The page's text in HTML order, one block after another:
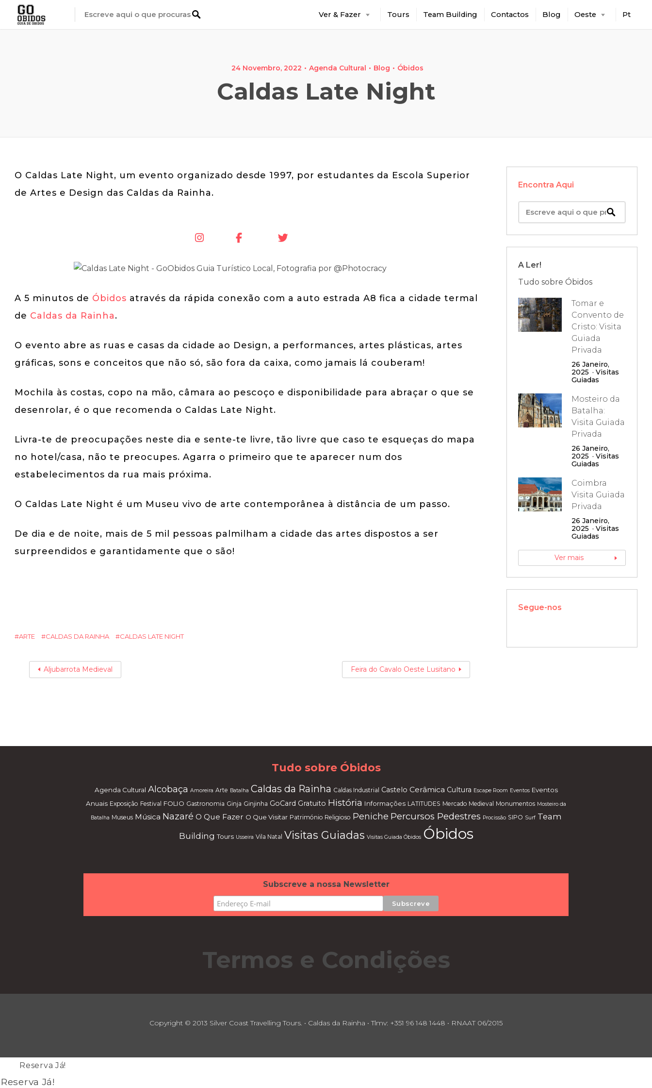
Ver & Fazer Tours Team Building Contactos Blog Oeste Pt
24 Novembro, 2022 Agenda Cultural Blog Óbidos
Caldas Late Night
O Caldas Late Night, um evento organizado desde 1997, por estudantes da Escola Superior
de Artes e Design das Caldas da Rainha.
A 5 minutos de Óbidos através da rápida conexão com a auto estrada A8 fica a cidade termal
de Caldas da Rainha.
O evento abre as ruas e casas da cidade ao Design, a performances, artes plásticas, artes
gráficas, sons e conceitos que não só, são fora da caixa, como jamais lá couberam!
Mochila às costas, copo na mão, câmara ao pescoço e disponibilidade para abraçar o que se
desenrolar, é o que recomenda o Caldas Late Night.
Livra-te de preocupações neste dia e sente-te livre, tão livre que caso te esqueças do mapa
no hotel/casa, não te preocupes. Agarra o primeiro que te aparecer num dos
estabelecimentos da rua mais próxima.
O Caldas Late Night é um Museu vivo de arte contemporânea à distância de um passo.
De dia e de noite, mais de 5 mil pessoas palmilham a cidade das artes dispostos a ser
surpreendidos e garantidamente que o são!
ARTE CALDAS DA RAINHA CALDAS LATE NIGHT
Aljubarrota Medieval Feira do Cavalo Oeste Lusitano
Encontra Aqui
A Ler!
Tudo sobre Óbidos
Tomar e
Convento de
Cristo: Visita
Guiada
Privada
26 Janeiro,
2025
Visitas
Guiadas
Mosteiro da
Batalha:
Visita Guiada
Privada
26 Janeiro,
2025
Visitas
Guiadas
Coimbra
Visita Guiada
Privada
26 Janeiro,
2025
Visitas
Guiadas
Ver mais
Segue-nos
en
Tudo sobre Óbidos
Agenda Cultural Alcobaça Amoreira Arte Batalha Caldas da Rainha Caldas Industrial Castelo Cerâmica Cultura Escape Room Eventos Eventos
Anuais Exposição Festival FOLIO Gastronomia Ginja Ginjinha GoCard Gratuito História Informações LATITUDES Mercado Medieval Monumentos Mosteiro da
Batalha Museus Música Nazaré O Que Fazer O Que Visitar Património Religioso Peniche Percursos Pedestres Procissão SIPO Surf Team
Building Tours Usseira Vila Natal Visitas Guiadas Visitas Guiada Óbidos Óbidos
Subscreve a nossa Newsletter
Termos e Condições
Copyright © 2013 Silver Coast Travelling Tours. • Caldas da Rainha • Tlmv: +351 96 148 1448 • RNAAT 06/2015
Reserva Já!
Reserva Já!